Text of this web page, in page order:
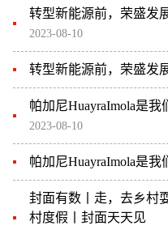
转型新能源前，荣盛发
2023-08-10
转型新能源前，荣盛发
帕加尼HuayraImola是
2023-08-10
帕加尼HuayraImola是
封面有数丨走，去乡村
村度假丨封面天天见